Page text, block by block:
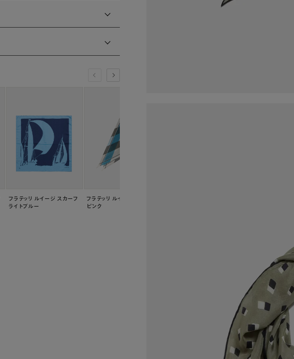
フラテッリ ルイージ スカーフ
ライトブルー
フラテッリ ルイージ スカーフ
ピンク